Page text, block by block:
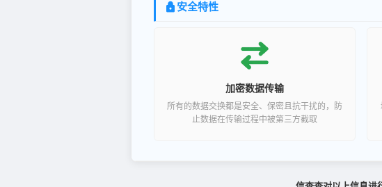
安全特性
加密数据传输
所有的数据交换都是安全、保密且抗干扰的，防
止数据在传输过程中被第三方截取